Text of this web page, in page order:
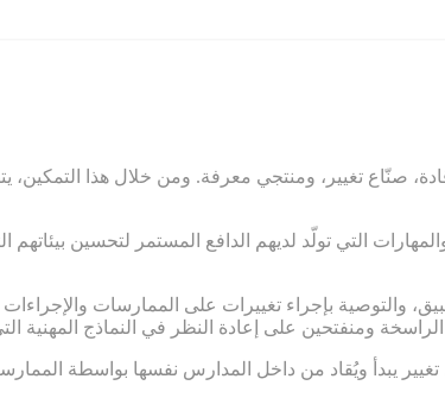
صنّاع تغيير، ومنتجي معرفة. ومن خلال هذا التمكين،
التي تولّد لديهم الدافع المستمر لتحسين بيئاتهم
والتوصية بإجراء تغييرات على الممارسات
ومنفتحين على إعادة النظر في النماذج المهنية
يبدأ ويُقاد من داخل المدارس نفسها بواسطة